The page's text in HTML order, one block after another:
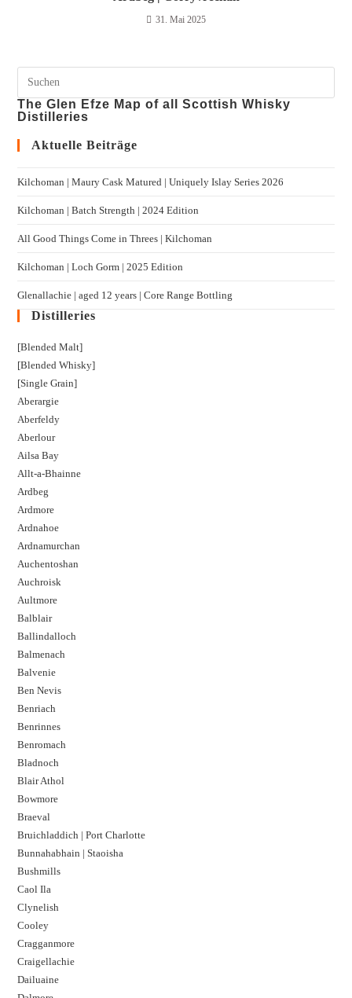
31. Mai 2025
The Glen Efze Map of all Scottish Whisky
Distilleries
Aktuelle Beiträge
Kilchoman | Maury Cask Matured | Uniquely Islay Series 2026
Kilchoman | Batch Strength | 2024 Edition
All Good Things Come in Threes | Kilchoman
Kilchoman | Loch Gorm​ | 2025 Edition
Glenallachie | aged 12 years | Core Range Bottling
Distilleries
[Blended Malt]
[Blended Whisky]
[Single Grain]
Aberargie
Aberfeldy
Aberlour
Ailsa Bay
Allt-a-Bhainne
Ardbeg
Ardmore
Ardnahoe
Ardnamurchan
Auchentoshan
Auchroisk
Aultmore
Balblair
Ballindalloch
Balmenach
Balvenie
Ben Nevis
Benriach
Benrinnes
Benromach
Bladnoch
Blair Athol
Bowmore
Braeval
Bruichladdich | Port Charlotte
Bunnahabhain | Staoisha
Bushmills
Caol Ila
Clynelish
Cooley
Cragganmore
Craigellachie
Dailuaine